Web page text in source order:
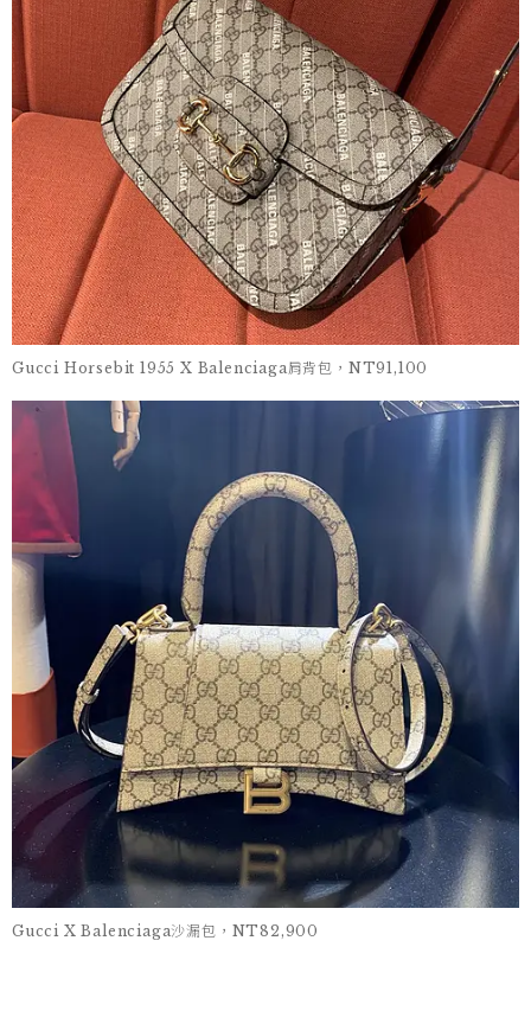
Gucci Horsebit 1955 X Balenciaga肩背包，NT91,100
Gucci X Balenciaga沙漏包，NT82,900